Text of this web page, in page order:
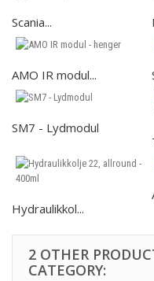
Scania...
AMO IR modul...
SM7 - Lydmodul
Hydraulikkol...
2 OTHER
CATEGORY: